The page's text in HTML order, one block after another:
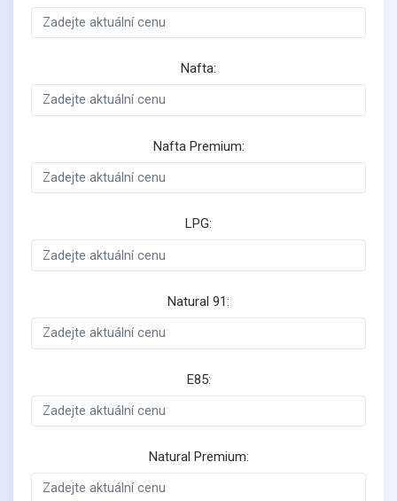
Nafta:
Nafta Premium:
LPG:
Natural 91:
E85:
Natural Premium: